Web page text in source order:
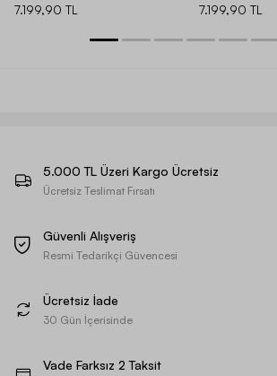
7.199,90 TL
7.199,90 TL
5.000 TL Üzeri Kargo Ücretsiz
Ücretsiz Teslimat Fırsatı
Güvenli Alışveriş
Resmi Tedarikçi Güvencesi
Ücretsiz İade
30 Gün İçerisinde
Vade Farksız 2 Taksit